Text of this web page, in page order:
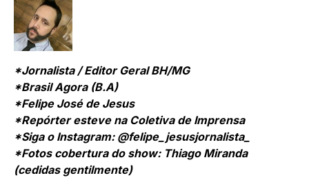
*Jornalista / Editor Geral BH/MG
*Brasil Agora (B.A)
*Felipe José de Jesus
*Repórter esteve na Coletiva de Imprensa
*Siga o Instagram: @felipe_jesusjornalista_
*Fotos cobertura do show: Thiago Miranda
(cedidas gentilmente)